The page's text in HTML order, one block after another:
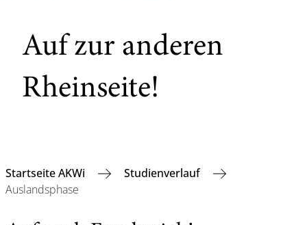
Auf zur anderen
Rheinseite!
Startseite AKWi
Studienverlauf
Auslandsphase